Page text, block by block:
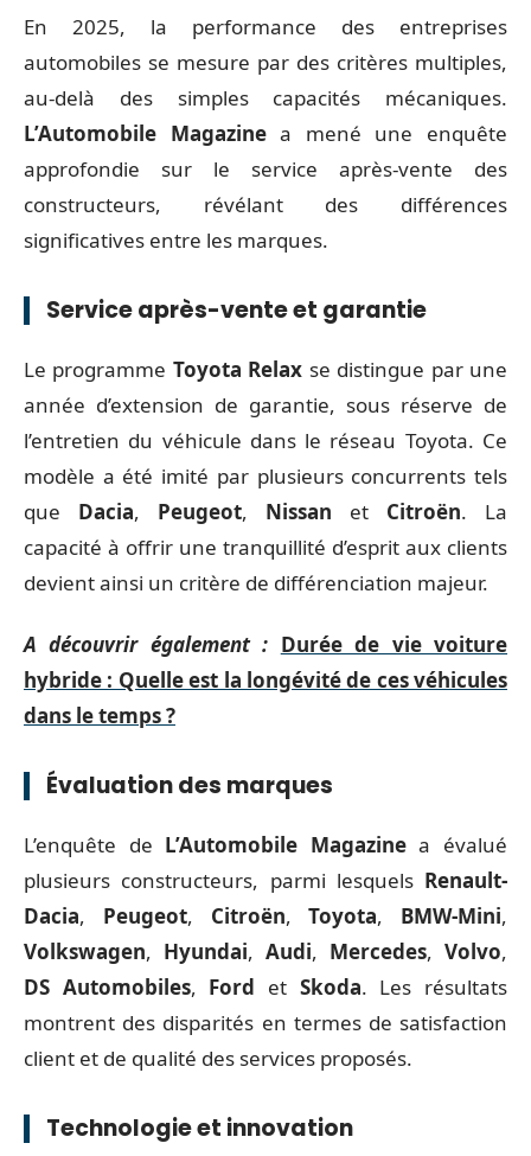
En 2025, la performance des entreprises
automobiles se mesure par des critères multiples,
au-delà des simples capacités mécaniques.
L’Automobile Magazinea mené une enquête
approfondie sur le service après-vente des
constructeurs, révélant des différences
significatives entre les marques.
Service après-vente et garantie
Le programme Toyota Relax se distingue par une
année d’extension de garantie, sous réserve de
l’entretien du véhicule dans le réseau Toyota. Ce
modèle a été imité par plusieurs concurrents tels
que Dacia, Peugeot, Nissan et Citroën. La
capacité à offrir une tranquillité d’esprit aux clients
devient ainsi un critère de différenciation majeur.
A découvrir également : Durée de vie voiture
hybride : Quelle est la longévité de ces véhicules
dans le temps ?
Évaluation des marques
L’enquête de L’Automobile Magazinea évalué
plusieurs constructeurs, parmi lesquels Renault-
Dacia, Peugeot, Citroën,Toyota, BMW-Mini,
Volkswagen, Hyundai, Audi, Mercedes, Volvo,
DS Automobiles, Ford et Skoda. Les résultats
montrent des disparités en termes de satisfaction
client et de qualité des services proposés.
Technologie et innovation